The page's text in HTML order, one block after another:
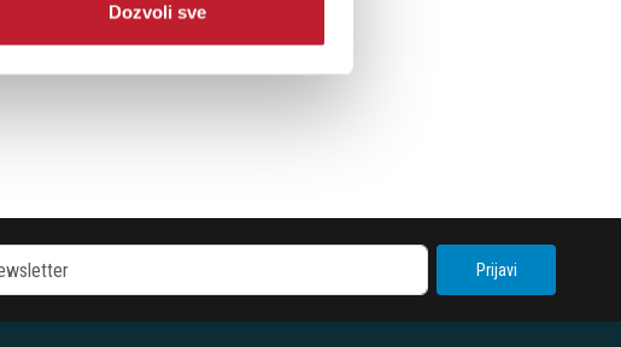
Dozvoli sve
Prijavi